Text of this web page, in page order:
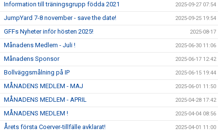
Information till träningsgrupp födda 2021 2025-09-27 07:54
JumpYard 7-8 november - save the date! 2025-09-25 19:54
GFFs Nyheter inför hösten 2025! 2025-08-17
Månadens Medlem - Juli ! 2025-06-30 11:06
Månadens Sponsor 2025-06-17 12:42
Bollväggsmålning på IP 2025-06-15 19:44
MÅNADENS MEDLEM - MAJ 2025-06-01 11:50
MÅNADENS MEDLEM - APRIL 2025-04-28 17:42
MÅNADENS MEDLEM ! 2025-04-04 08:56
Årets första Coerver-tillfälle avklarat! 2025-04-01 11:00